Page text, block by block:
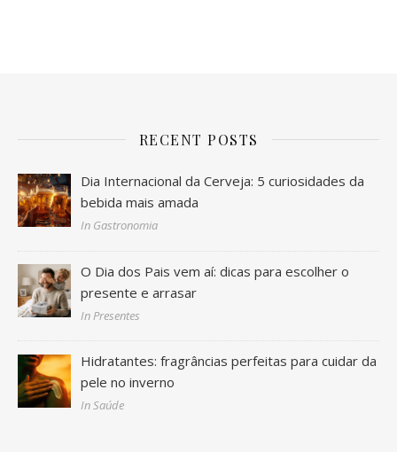
RECENT POSTS
Dia Internacional da Cerveja: 5 curiosidades da
bebida mais amada
In Gastronomia
O Dia dos Pais vem aí: dicas para escolher o
presente e arrasar
In Presentes
Hidratantes: fragrâncias perfeitas para cuidar da
pele no inverno
In Saúde